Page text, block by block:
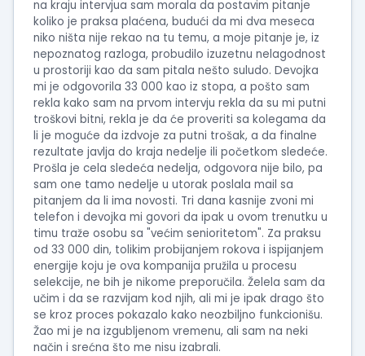
na kraju intervjua sam morala da postavim pitanje
koliko je praksa plaćena, budući da mi dva meseca
niko ništa nije rekao na tu temu, a moje pitanje je, iz
nepoznatog razloga, probudilo izuzetnu nelagodnost
u prostoriji kao da sam pitala nešto suludo. Devojka
mi je odgovorila 33 000 kao iz stopa, a pošto sam
rekla kako sam na prvom intervju rekla da su mi putni
troškovi bitni, rekla je da će proveriti sa kolegama da
li je moguće da izdvoje za putni trošak, a da finalne
rezultate javlja do kraja nedelje ili početkom sledeće.
Prošla je cela sledeća nedelja, odgovora nije bilo, pa
sam one tamo nedelje u utorak poslala mail sa
pitanjem da li ima novosti. Tri dana kasnije zvoni mi
telefon i devojka mi govori da ipak u ovom trenutku u
timu traže osobu sa "većim senioritetom". Za praksu
od 33 000 din, tolikim probijanjem rokova i ispijanjem
energije koju je ova kompanija pružila u procesu
selekcije, ne bih je nikome preporučila. Želela sam da
učim i da se razvijam kod njih, ali mi je ipak drago što
se kroz proces pokazalo kako neozbiljno funkcionišu.
Žao mi je na izgubljenom vremenu, ali sam na neki
način i srećna što me nisu izabrali.